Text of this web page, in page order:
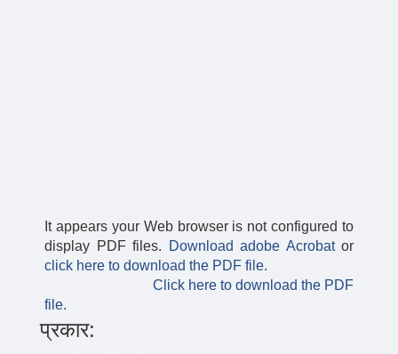
It appears your Web browser is not configured to
display PDF files.
Download adobe Acrobat or
click here to download the PDF file.
Click here to download the PDF
file.
प्रकार: